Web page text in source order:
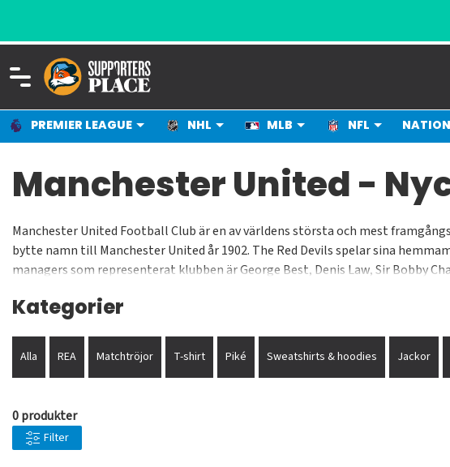
PREMIER LEAGUE NHL MLB NFL
Manchester United -
Manchester United Football Club är en av världens största och mest
bytte namn till Manchester United år 1902. The Red Devils spelar sina
managers som representerat klubben är George Best, Denis Law, Sir Bobby
Kategorier
Alla REA Matchtröjor T-shirt Piké Sweatshirts & hoodies Jackor
0 produkter
Filter